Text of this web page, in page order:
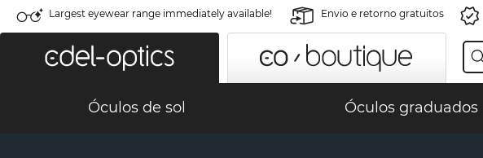
Largest eyewear range immediately available! Envio e retorno gratuitos
Óculos de sol Óculos graduados